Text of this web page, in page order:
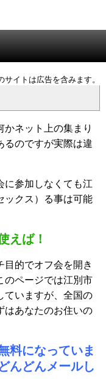
サイトは広告を含みます。
ネット上の集まり
るのですが実際は違
に参加しなくても江
ックス）る事は可能
えば！
目的でオフ会を開き
のページでは江別市
ていますが、全国の
はあなたのお住いの
料になっていま
んどんメールし